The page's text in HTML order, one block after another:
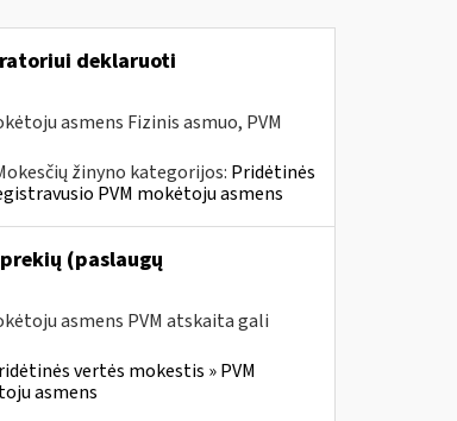
deklaruoti
asmens Fizinis asmuo, PVM
žinyno kategorijos: Pridėtinės
PVM mokėtoju asmens
(paslaugų
asmens PVM atskaita gali
vertės mokestis » PVM
asmens